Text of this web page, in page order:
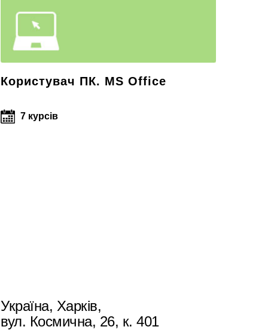
Користувач ПК. MS Office
7 курсів
Україна, Харків,
вул. Космична, 26, к. 401